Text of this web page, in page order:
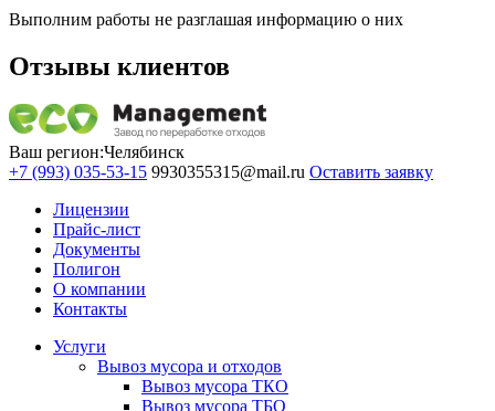
Выполним работы не разглашая информацию о них
Отзывы клиентов
Ваш регион:Челябинск
+7 (993) 035-53-15 9930355315@mail.ru Оставить заявку
Лицензии
Прайс-лист
Документы
Полигон
О компании
Контакты
Услуги
Вывоз мусора и отходов
Вывоз мусора ТКО
Вывоз мусора ТБО